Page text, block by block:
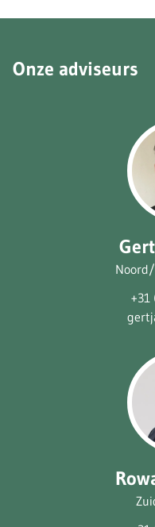
Onze adviseurs
+31